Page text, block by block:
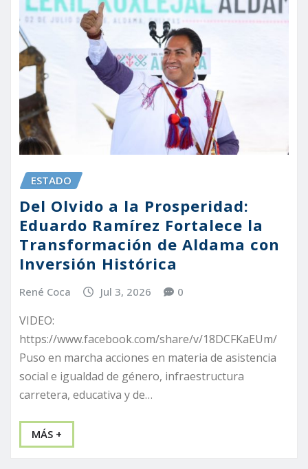
ESTADO
Del Olvido a la Prosperidad:
Eduardo Ramírez Fortalece la
Transformación de Aldama con
Inversión Histórica
René Coca Jul 3, 2026 0
VIDEO:
https://www.facebook.com/share/v/18DCFKaEUm/
Puso en marcha acciones en materia de asistencia
social e igualdad de género, infraestructura
carretera, educativa y de…
MÁS +